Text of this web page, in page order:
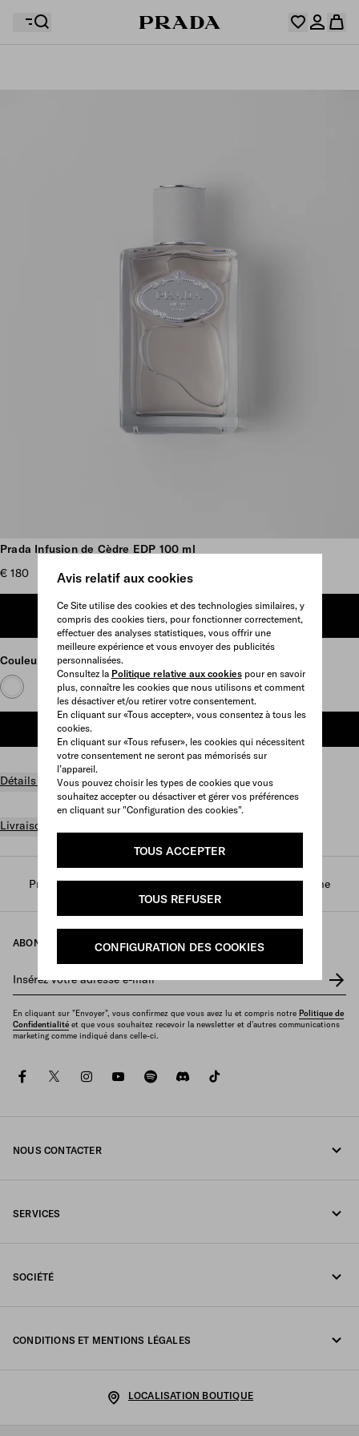
Avis relatif aux cookies
Ce Site utilise des cookies et des technologies similaires, y
compris des cookies tiers, pour fonctionner correctement,
effectuer des analyses statistiques, vous offrir une
meilleure expérience et vous envoyer des publicités
personnalisées.
Consultez la Politique relative aux cookiespour en savoir
plus, connaître les cookies que nous utilisons et comment
les désactiver et/ou retirer votre consentement.
En cliquant sur «Tous accepter», vous consentez à tous les
cookies.
En cliquant sur «Tous refuser», les cookies qui nécessitent
votre consentement ne seront pas mémorisés sur
l’appareil.
Vous pouvez choisir les types de cookies que vous
souhaitez accepter ou désactiver et gérer vos préférences
en cliquant sur "Configuration des cookies".
TOUS ACCEPTER
TOUS REFUSER
CONFIGURATION DES COOKIES
Plus d’images
Prada Infusion de Cèdre EDP 100 ml
€ 180
AJOUTER AU PANIER
Couleur Neutre
Détails du produit
Livraison et retours gratuits
Prada / Parfums et beauté / Parfums / Parfums femme
ABONNEZ-VOUS À NOTRE NEWSLETTER
Insérez votre adresse e-mail*
En cliquant sur "Envoyer", vous confirmez que vous avez lu et compris notre Politique de
Confidentialité et que vous souhaitez recevoir la newsletter et d'autres communications
marketing comme indiqué dans celle-ci.
facebooktwitterinstagramyoutubespotifydiscord
NOUS CONTACTER
SERVICES
SOCIÉTÉ
CONDITIONS ET MENTIONS LÉGALES
LOCALISATION BOUTIQUE